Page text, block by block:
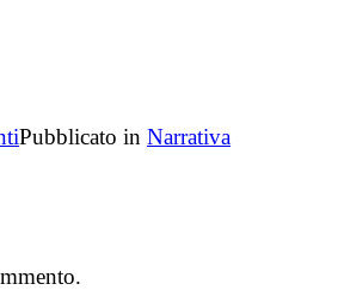
Pubblicato in Narrativa